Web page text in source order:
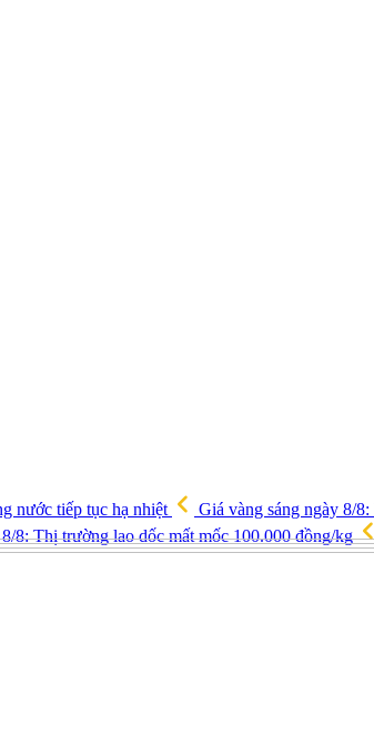
nước tiếp tục hạ nhiệt
Giá vàng sáng ngày 8/
8: Thị trường lao dốc mất mốc 100.000 đồng/kg